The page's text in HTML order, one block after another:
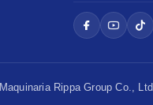
Maquinaria Rippa Group Co., Ltd